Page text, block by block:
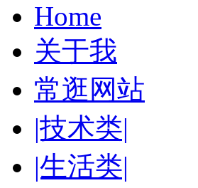
Home
关于我
常逛网站
|技术类|
|生活类|